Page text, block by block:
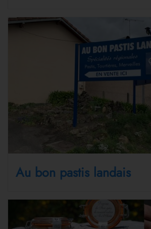
Au bon pastis landais